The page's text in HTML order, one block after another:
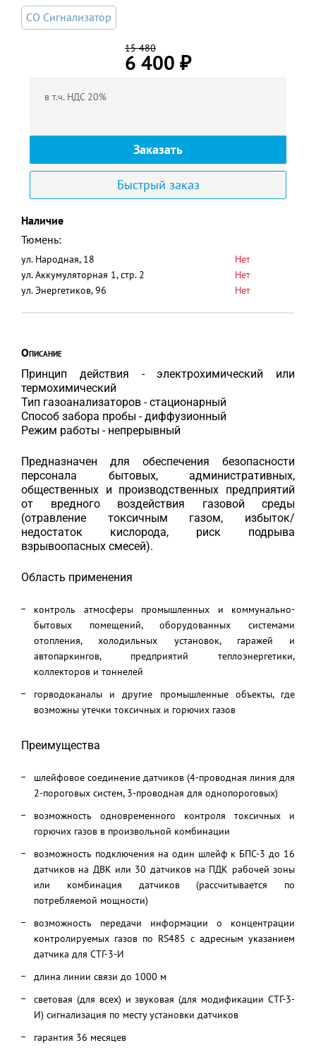
CO Сигнализатор
15 480
6 400 ₽
в т.ч. НДС 20%
Заказать
Быстрый заказ
Наличие
Тюмень:
ул. Народная, 18
Нет
ул. Аккумуляторная 1, стр. 2
Нет
ул. Энергетиков, 96
Нет
Описание
Принцип действия - электрохимический или
термохимический
Тип газоанализаторов - стационарный
Способ забора пробы - диффузионный
Режим работы - непрерывный
Предназначен для обеспечения безопасности
персонала бытовых, административных,
общественных и производственных предприятий
от вредного воздействия газовой среды
(отравление токсичным газом, избыток/
недостаток кислорода, риск подрыва
взрывоопасных смесей).
Область применения
контроль атмосферы промышленных и коммунально-
бытовых помещений, оборудованных системами
отопления, холодильных установок, гаражей и
автопаркингов, предприятий теплоэнергетики,
коллекторов и тоннелей
горводоканалы и другие промышленные объекты, где
возможны утечки токсичных и горючих газов
Преимущества
шлейфовое соединение датчиков (4-проводная линия для
2-пороговых систем, 3-проводная для однопороговых)
возможность одновременного контроля токсичных и
горючих газов в произвольной комбинации
возможность подключения на один шлейф к БПС-3 до 16
датчиков на ДВК или 30 датчиков на ПДК рабочей зоны
или комбинация датчиков (рассчитывается по
потребляемой мощности)
возможность передачи информации о концентрации
контролируемых газов по RS485 с адресным указанием
датчика для СТГ-3-И
длина линии связи до 1000 м
световая (для всех) и звуковая (для модификации СТГ-3-
И) сигнализация по месту установки датчиков
гарантия 36 месяцев